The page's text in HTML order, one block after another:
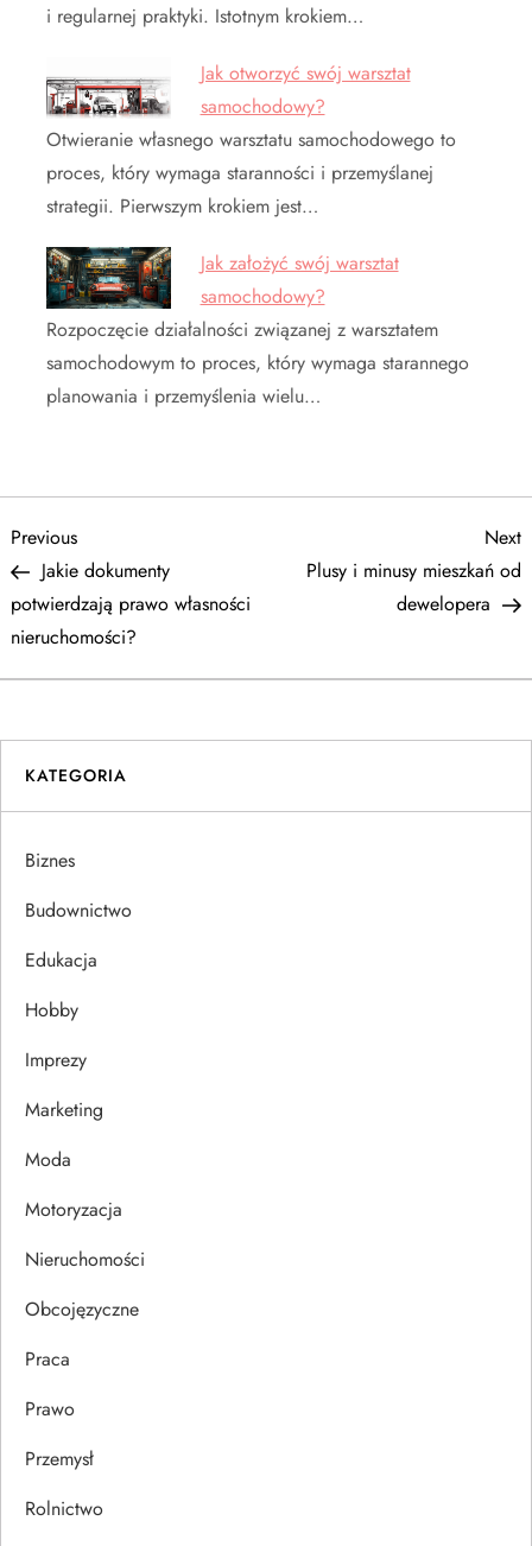
i regularnej praktyki. Istotnym krokiem…
Jak otworzyć swój warsztat
samochodowy?
Otwieranie własnego warsztatu samochodowego to
proces, który wymaga staranności i przemyślanej
strategii. Pierwszym krokiem jest…
Jak założyć swój warsztat
samochodowy?
Rozpoczęcie działalności związanej z warsztatem
samochodowym to proces, który wymaga starannego
planowania i przemyślenia wielu…
N
a
w
g
a
c
a
w
p
s
u
Previous
Post
Previous
Jakie dokumenty
potwierdzają prawo własności
nieruchomości?
Next
Plusy i minusy mieszkań od
dewelopera
KATEGORIA
Biznes
Budownictwo
Edukacja
Hobby
Imprezy
Marketing
Moda
Motoryzacja
Nieruchomości
Obcojęzyczne
Praca
Prawo
Przemysł
Rolnictwo